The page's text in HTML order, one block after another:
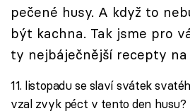
Sledujte prima+
Přihlášení
Sledujte nás
pečené husy. A když to
být kachna. Tak jsme pro
ty nejbáječnější recepty
11. listopadu se slaví svátek
vzal zvyk péct v tento den husu?